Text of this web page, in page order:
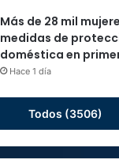
Más de 28 mil
medidas de
doméstica en
Hace 1 día
Todos (3506)